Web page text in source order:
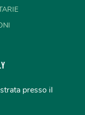
presso il